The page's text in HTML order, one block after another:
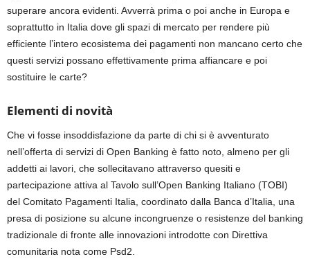
superare ancora evidenti. Avverrà prima o poi anche in Europa e
soprattutto in Italia dove gli spazi di mercato per rendere più
efficiente l’intero ecosistema dei pagamenti non mancano certo che
questi servizi possano effettivamente prima affiancare e poi
sostituire le carte?
Elementi di novità
Che vi fosse insoddisfazione da parte di chi si è avventurato
nell’offerta di servizi di Open Banking è fatto noto, almeno per gli
addetti ai lavori, che sollecitavano attraverso quesiti e
partecipazione attiva al Tavolo sull’Open Banking Italiano (TOBI)
del Comitato Pagamenti Italia, coordinato dalla Banca d’Italia, una
presa di posizione su alcune incongruenze o resistenze del banking
tradizionale di fronte alle innovazioni introdotte con Direttiva
comunitaria nota come Psd2.